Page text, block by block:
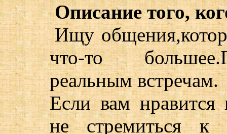
Описание того,
Ищу
что-то
реальным встречам.
Если вам нравится
не стремиться к